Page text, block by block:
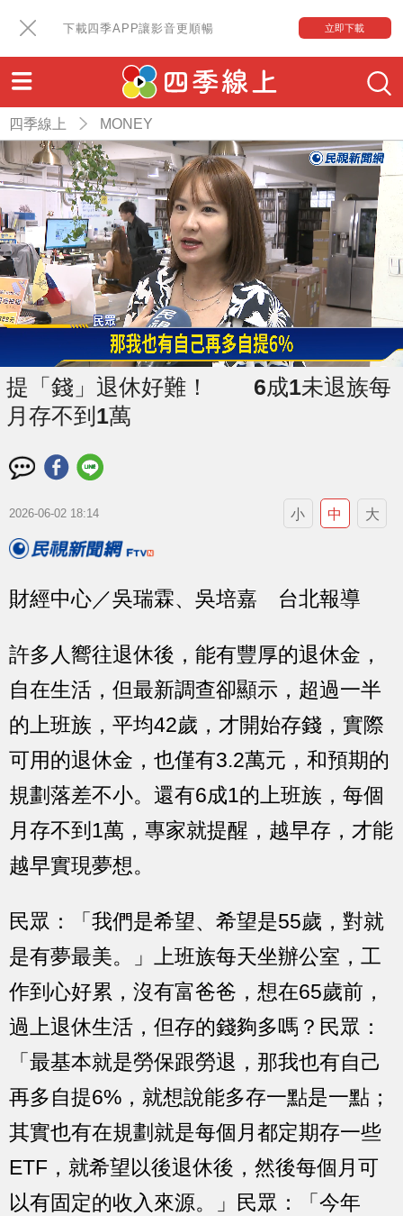
下載四季APP讓影音更順暢 立即下載
四季線上 MONEY
提「錢」退休好難！ 6成1未退族每
月存不到1萬
2026-06-02 18:14 小 中 大
財經中心／吳瑞霖、吳培嘉 台北報導
許多人嚮往退休後，能有豐厚的退休金，
自在生活，但最新調查卻顯示，超過一半
的上班族，平均42歲，才開始存錢，實際
可用的退休金，也僅有3.2萬元，和預期的
規劃落差不小。還有6成1的上班族，每個
月存不到1萬，專家就提醒，越早存，才能
越早實現夢想。
民眾：「我們是希望、希望是55歲，對就
是有夢最美。」上班族每天坐辦公室，工
作到心好累，沒有富爸爸，想在65歲前，
過上退休生活，但存的錢夠多嗎？民眾：
「最基本就是勞保跟勞退，那我也有自己
再多自提6%，就想說能多存一點是一點；
其實也有在規劃就是每個月都定期存一些
ETF，就希望以後退休後，然後每個月可
以有固定的收入來源。」民眾：「今年